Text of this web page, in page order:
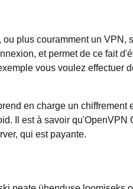
plus couramment un VPN,
et permet de ce fait
vous voulez effectuer
en charge un chiffrement
Il est à savoir qu'OpenVPN
qui est payante.